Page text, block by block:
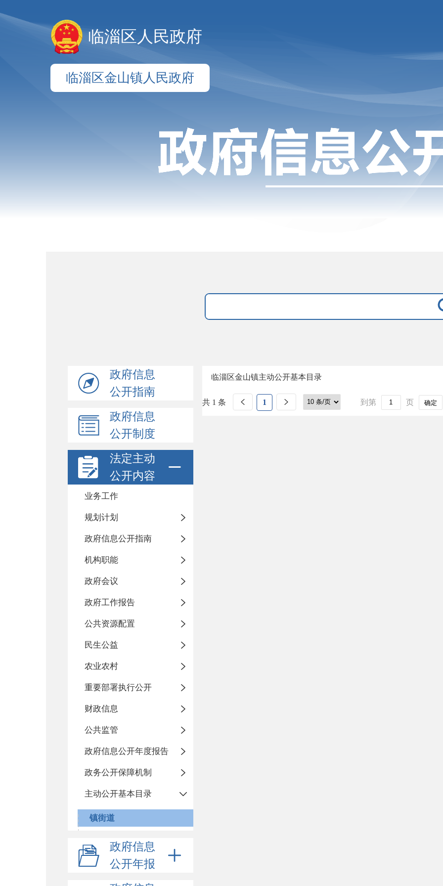
临淄区人民政府
临淄区金山镇人民政府
政府信息
公开指南
政府信息
公开制度
法定主动
公开内容
业务工作
规划计划
政府信息公开指南
机构职能
政府会议
政府工作报告
公共资源配置
民生公益
农业农村
重要部署执行公开
财政信息
公共监管
政府信息公开年度报告
政务公开保障机制
主动公开基本目录
镇街道
政府信息
公开年报
临淄区金山镇主动公开基本目录
共 1 条 1 到第 页 确定